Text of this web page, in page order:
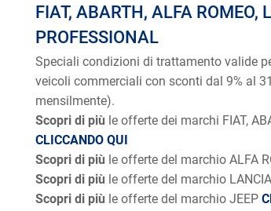
FIAT, ABARTH, ALFA ROMEO,
PROFESSIONAL
Speciali condizioni di trattamento valide
veicoli commerciali con sconti dal 9% al
mensilmente).
Scopri di più le offerte dei marchi FIAT,
CLICCANDO QUI
Scopri di più le offerte del marchio ALFA
Scopri di più le offerte del marchio LANCIA
Scopri di più le offerte del marchio JEEP